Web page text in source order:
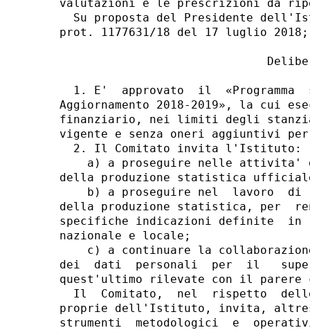
valutazioni e le prescrizioni da
Su proposta del Presidente
prot. 1177631/18 del 17 luglio
1. E'  approvato  il  «Programma
Aggiornamento 2018-2019», la cui
finanziario, nei limiti degli
vigente e senza oneri aggiuntivi
  2. Il Comitato invita l'Istituto:
a) a proseguire nelle attivita'
della produzione statistica
b) a proseguire nel  lavoro  di
della produzione statistica, per
specifiche indicazioni definite  in
nazionale e locale;
c) a continuare la
dei  dati  personali  per  il
quest'ultimo rilevate con il parere
Il  Comitato,  nel  rispetto
proprie dell'Istituto, invita,
strumenti  metodologici  e